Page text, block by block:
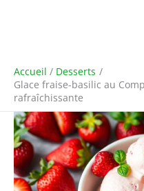
Accueil
Desserts
Glace fraise-basilic au
rafraîchissante